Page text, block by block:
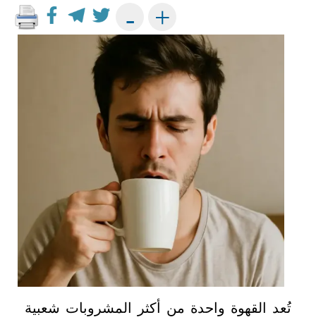
+
-
تُعد القهوة واحدة من أكثر المشروبات شعبية